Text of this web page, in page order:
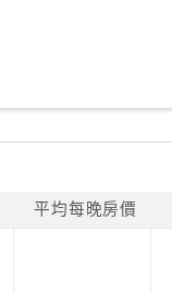
平均每晚房價